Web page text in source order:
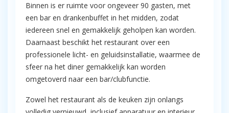
Binnen is er ruimte voor ongeveer 90 gasten, met
een bar en drankenbuffet in het midden, zodat
iedereen snel en gemakkelijk geholpen kan worden.
Daarnaast beschikt het restaurant over een
professionele licht- en geluidsinstallatie, waarmee de
sfeer na het diner gemakkelijk kan worden
omgetoverd naar een bar/clubfunctie.
Zowel het restaurant als de keuken zijn onlangs